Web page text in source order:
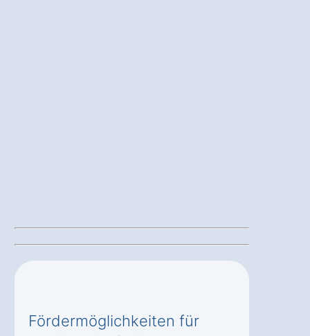
Fördermöglichkeiten für